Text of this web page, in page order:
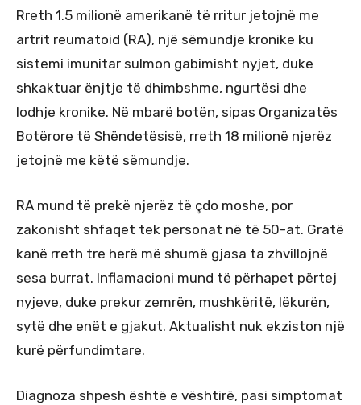
Rreth 1.5 milionë amerikanë të rritur jetojnë me
artrit reumatoid (RA), një sëmundje kronike ku
sistemi imunitar sulmon gabimisht nyjet, duke
shkaktuar ënjtje të dhimbshme, ngurtësi dhe
lodhje kronike. Në mbarë botën, sipas Organizatës
Botërore të Shëndetësisë, rreth 18 milionë njerëz
jetojnë me këtë sëmundje.
RA mund të prekë njerëz të çdo moshe, por
zakonisht shfaqet tek personat në të 50-at. Gratë
kanë rreth tre herë më shumë gjasa ta zhvillojnë
sesa burrat. Inflamacioni mund të përhapet përtej
nyjeve, duke prekur zemrën, mushkëritë, lëkurën,
sytë dhe enët e gjakut. Aktualisht nuk ekziston një
kurë përfundimtare.
Diagnoza shpesh është e vështirë, pasi simptomat